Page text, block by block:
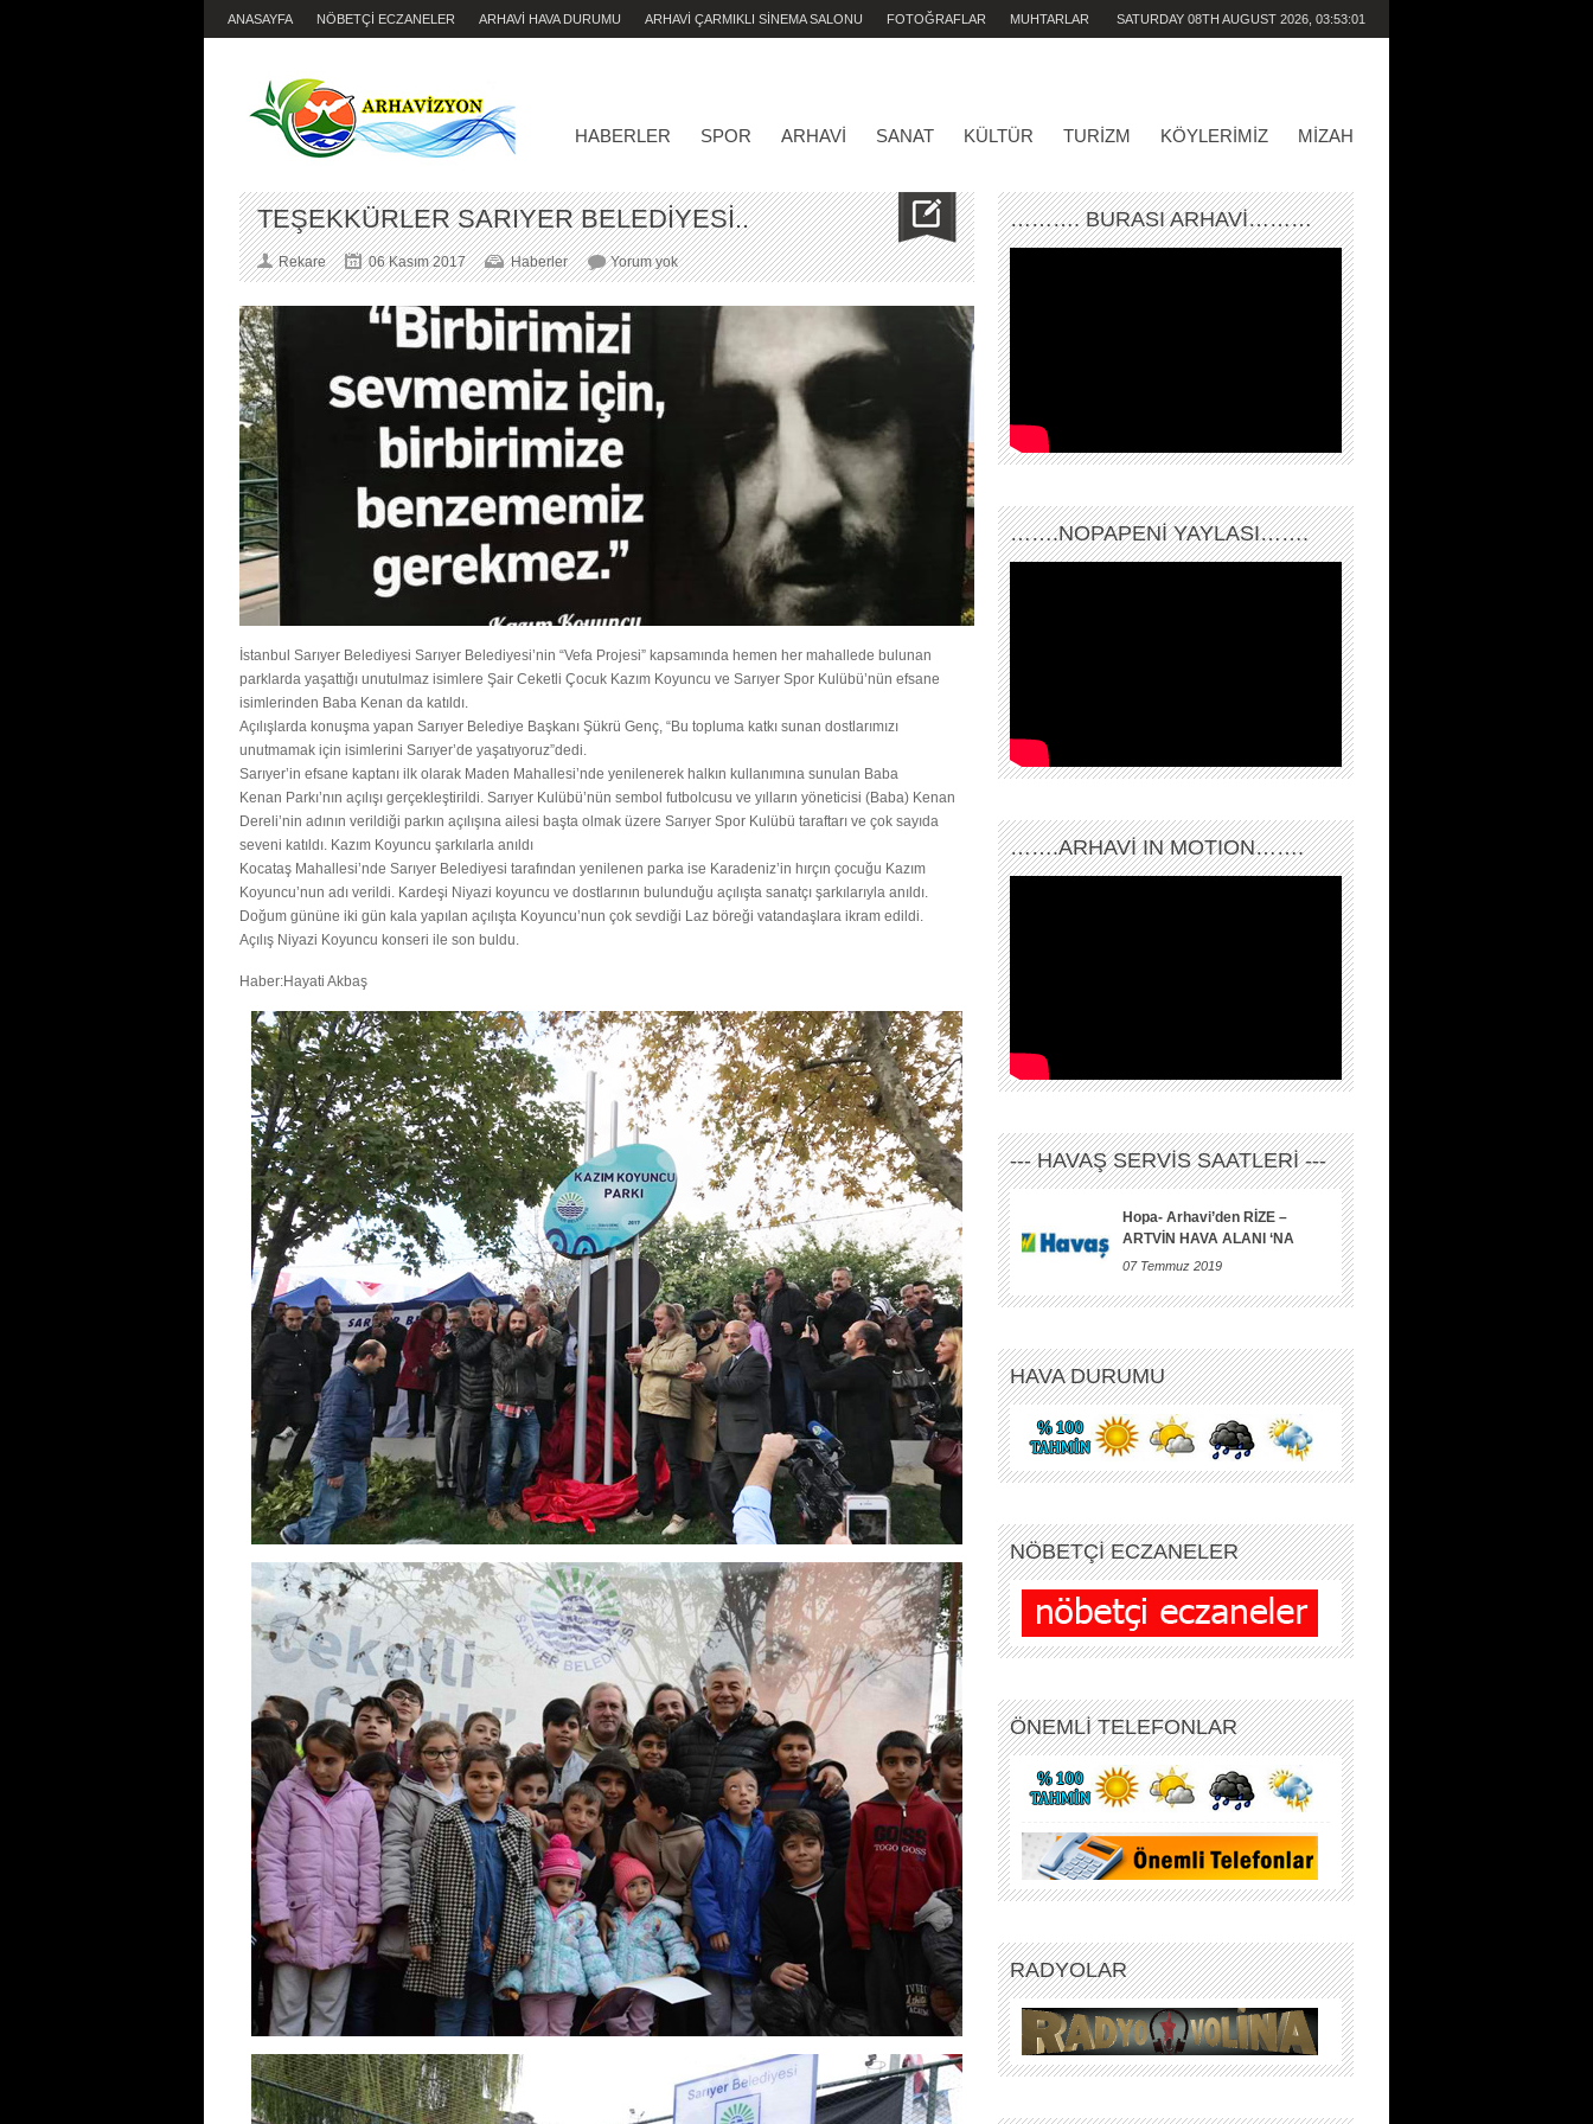
ANASAYFA NÖBETÇİ ECZANELER ARHAVİ HAVA DURUMU ARHAVİ ÇARMIKLI SİNEMA SALONU FOTOĞRAFLAR MUHTARLAR SATURDAY 08TH AUGUST 2026, 03:53:01
HABERLER SPOR ARHAVI SANAT KÜLTÜR TURIZM KÖYLERIMIZ MIZAH
TEŞEKKÜRLER SARIYER BELEDİYESİ..
Rekare 06 Kasım 2017 Haberler Yorum yokTEŞEKKÜRLER
SARIYER
BELEDİYESİ..
İstanbul Sarıyer Belediyesi Sarıyer Belediyesi’nin “Vefa Projesi” kapsamında hemen her mahallede bulunan
parklarda yaşattığı unutulmaz isimlere Şair Ceketli Çocuk Kazım Koyuncu ve Sarıyer Spor Kulübü’nün efsane
isimlerinden Baba Kenan da katıldı.
Açılışlarda konuşma yapan Sarıyer Belediye Başkanı Şükrü Genç, “Bu topluma katkı sunan dostlarımızı
unutmamak için isimlerini Sarıyer’de yaşatıyoruz”dedi.
Sarıyer’in efsane kaptanı ilk olarak Maden Mahallesi’nde yenilenerek halkın kullanımına sunulan Baba
Kenan Parkı’nın açılışı gerçekleştirildi. Sarıyer Kulübü’nün sembol futbolcusu ve yılların yöneticisi (Baba) Kenan
Dereli’nin adının verildiği parkın açılışına ailesi başta olmak üzere Sarıyer Spor Kulübü taraftarı ve çok sayıda
seveni katıldı. Kazım Koyuncu şarkılarla anıldı
Kocataş Mahallesi’nde Sarıyer Belediyesi tarafından yenilenen parka ise Karadeniz’in hırçın çocuğu Kazım
Koyuncu’nun adı verildi. Kardeşi Niyazi koyuncu ve dostlarının bulunduğu açılışta sanatçı şarkılarıyla anıldı.
Doğum gününe iki gün kala yapılan açılışta Koyuncu’nun çok sevdiği Laz böreği vatandaşlara ikram edildi.
Açılış Niyazi Koyuncu konseri ile son buldu.
Haber:Hayati Akbaş
………. BURASI ARHAVİ………
…….NOPAPENİ YAYLASI…….
…….ARHAVI IN MOTION…….
--- HAVAŞ SERVİS SAATLERİ ---
Hopa- Arhavi’den RİZE –
ARTVİN HAVA ALANI ‘NA
07 Temmuz 2019
HAVA DURUMU
NÖBETÇİ ECZANELER
ÖNEMLİ TELEFONLAR
RADYOLAR